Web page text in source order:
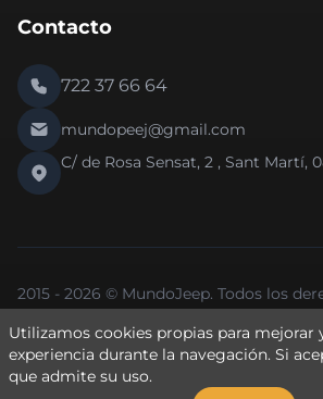
Contacto
722 37 66 64
mundopeej@gmail.com
C/ de Rosa Sensat, 2 , Sant Martí,
2015 - 2026 © MundoJeep. Todos los
Nueva versión 2.0 de la web.
Política de PrivacidadPolítica de
Utilizamos cookies propias para mejorar
experiencia durante la navegación. Si
que admite su uso.